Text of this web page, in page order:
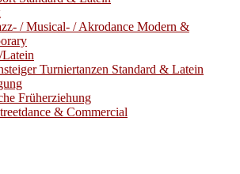
/ Musical- / Akrodance Modern &
Latein
Turniertanzen Standard & Latein
Früherziehung
& Commercial